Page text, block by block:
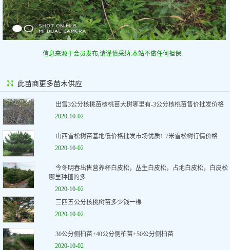
信息来源于会员发布,请谨慎采纳.本站不做任何担保.
此苗商更多苗木供应
出售3公分核桃苗核桃苗大树哪里有-3公分核桃苗售价批发价格
2020-10-02
山西雪松树苗基地低价格批发市场优质1-7米雪松树行情价格
2020-10-02
今冬明春出售营养杯白皮松，丛生白皮松，占地白皮松，白皮松
哪里种植的多
2020-10-02
三四五公分核桃树苗多少钱一棵
2020-10-02
30公分侧柏苗+40公分侧柏苗+50公分侧柏苗
2020-10-02